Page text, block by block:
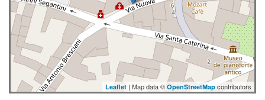
Leaflet | Map data © OpenStreetMap contributors